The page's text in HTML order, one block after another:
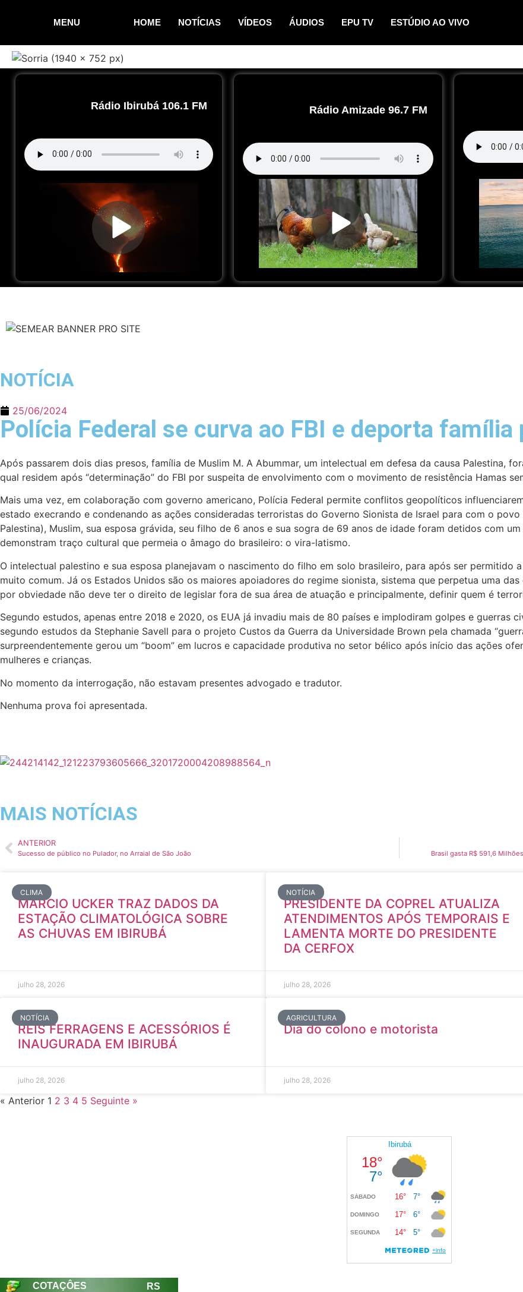
MENU HOME NOTÍCIAS VÍDEOS ÁUDIOS EPU TV ESTÚDIO AO VIVO
Rádio Ibirubá 106.1 FM Rádio Amizade 96.7 FM
NOTÍCIA
25/06/2024
Polícia Federal se curva ao FBI e deporta família
Após passarem dois dias presos, família de Muslim M. A Abummar, um intelectual em defesa da causa Palestina,
qual residem após “determinação” do FBI por suspeita de envolvimento com o movimento de resistência Hamas
Mais uma vez, em colaboração com governo americano, Polícia Federal permite conflitos geopolíticos
estado execrando e condenando as ações consideradas terroristas do Governo Sionista de Israel para com o
Palestina), Muslim, sua esposa grávida, seu filho de 6 anos e sua sogra de 69 anos de idade foram detidos com
demonstram traço cultural que permeia o âmago do brasileiro: o vira-latismo.
O intelectual palestino e sua esposa planejavam o nascimento do filho em solo brasileiro, para após ser permitido
muito comum. Já os Estados Unidos são os maiores apoiadores do regime sionista, sistema que perpetua uma
por obviedade não deve ter o direito de legislar fora de sua área de atuação e principalmente, definir quem é
Segundo estudos, apenas entre 2018 e 2020, os EUA já invadiu mais de 80 países e implodiram golpes e guerras
segundo estudos da Stephanie Savell para o projeto Custos da Guerra da Universidade Brown pela chamada
surpreendentemente gerou um “boom” em lucros e capacidade produtiva no setor bélico após início das ações
mulheres e crianças.
No momento da interrogação, não estavam presentes advogado e tradutor.
Nenhuma prova foi apresentada.
MAIS NOTÍCIAS
ANTERIOR
Sucesso de público no Pulador, no Arraial de São João Brasil gasta R$ 591,6
CLIMA
MÁRCIO UCKER TRAZ DADOS DA
ESTAÇÃO CLIMATOLÓGICA SOBRE
AS CHUVAS EM IBIRUBÁ
julho 28, 2026
NOTÍCIA
PRESIDENTE DA COPREL ATUALIZA
ATENDIMENTOS APÓS TEMPORAIS E
LAMENTA MORTE DO PRESIDENTE
DA CERFOX
julho 28, 2026
NOTÍCIA
REIS FERRAGENS E ACESSÓRIOS É
INAUGURADA EM IBIRUBÁ
julho 28, 2026
AGRICULTURA
Dia do colono e motorista
julho 28, 2026
« Anterior 1 2 3 4 5 Seguinte »